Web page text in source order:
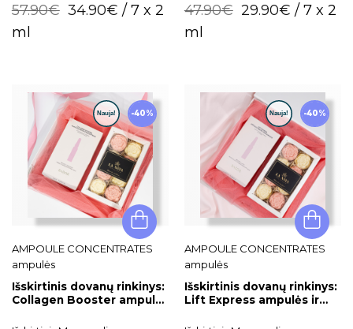
ir rankų darbo šokoladiniai
bijūnai.
out
of
5
57.90€ 34.90€ / 7 x 2
ml
Plus ampulės ir rankų darbo
šokoladiniai bijūnai.
out
of
5
47.90€ 29.90€ / 7 x 2
ml
-40%
AMPOULE CONCENTRATES
ampulės
Išskirtinis dovanų rinkinys:
Collagen Booster ampulės
-40%
AMPOULE CONCENTRATES
ampulės
Išskirtinis dovanų rinkinys:
Lift Express ampulės ir